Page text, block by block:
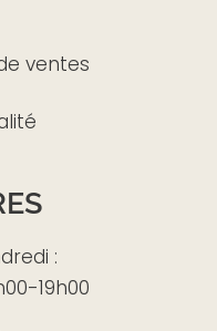
ventes
:
19h00